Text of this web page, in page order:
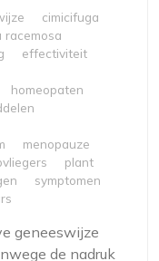
cimicifuga
racemosa
effectiviteit
homeopaten
menopauze
plant
symptomen
geneeswijze
de nadruk